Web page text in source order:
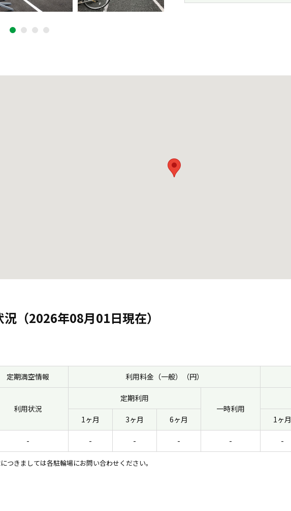
（2026年08月01日現在）
定期満空情報 利用料金（一般）（円）
利用状況
定期利用
一時利用
1ヶ月
3ヶ月 6ヶ月 1ヶ月
- - - - - -
つきましては各駐輪場にお問い合わせください。